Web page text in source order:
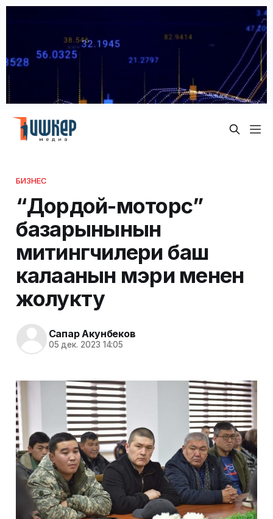
БИЗНЕС
“Дордой-моторс”
базарынынын
митингчилери баш
калаанын мэри менен
жолукту
Сапар Акунбеков
05 дек. 2023 14:05